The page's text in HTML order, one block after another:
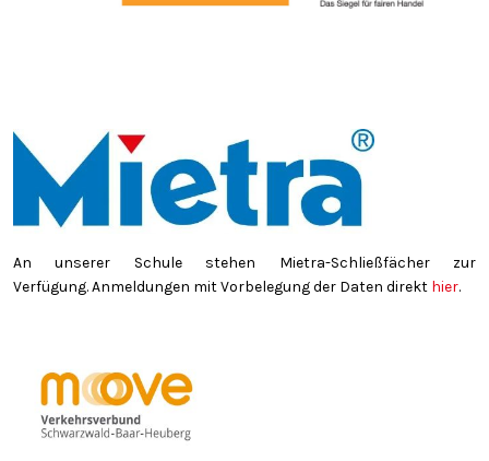
An unserer Schule stehen Mietra-Schließfächer zur
Verfügung. Anmeldungen mit Vorbelegung der Daten direkt hier.